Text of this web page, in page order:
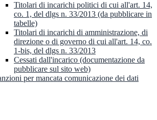
Titolari di incarichi politici di cui all'art. 14,
co. 1, del dlgs n. 33/2013 (da pubblicare in
tabelle)
Titolari di incarichi di amministrazione, di
direzione o di governo di cui all'art. 14, co.
1-bis, del dlgs n. 33/2013
Cessati dall'incarico (documentazione da
pubblicare sul sito web)
per mancata comunicazione dei dati